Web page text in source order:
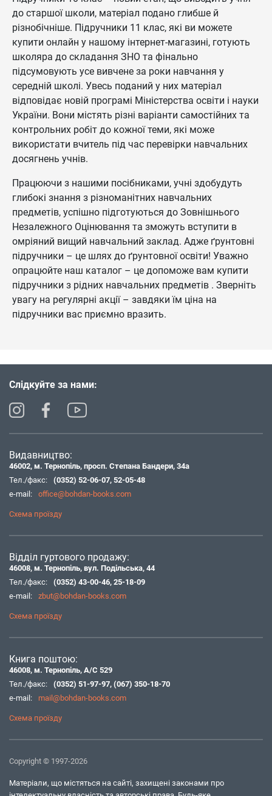
до старшої школи, матеріал подано глибше й
різнобічніше. Підручники 11 клас, які ви можете
купити онлайн у нашому інтернет-магазині, готують
школяра до складання ЗНО та фінально
підсумовують усе вивчене за роки навчання у
середній школі. Увесь поданий у них матеріал
відповідає новій програмі Міністерства освіти і науки
України. Вони містять різні варіанти самостійних та
контрольних робіт до кожної теми, які може
використати вчитель під час перевірки навчальних
досягнень учнів.
Працюючи з нашими посібниками, учні здобудуть
глибокі знання з різноманітних навчальних
предметів, успішно підготуються до Зовнішнього
Незалежного Оцінювання та зможуть вступити в
омріяний вищий навчальний заклад. Адже ґрунтовні
підручники – це шлях до ґрунтовної освіти! Уважно
опрацюйте наш каталог – це допоможе вам купити
підручники з рідних навчальних предметів . Зверніть
увагу на регулярні акції – завдяки їм ціна на
підручники вас приємно вразить.
Слідкуйте за нами:
Видавництво:
46002, м. Тернопіль, просп. Степана Бандери, 34а
Тел./факс:
(0352) 52-06-07, 52-05-48
e-mail:
office@bohdan-books.com
Схема проїзду
Відділ гуртового продажу:
46008, м. Тернопіль, вул. Подільська, 44
Тел./факс:
(0352) 43-00-46, 25-18-09
e-mail:
zbut@bohdan-books.com
Схема проїзду
Книга поштою:
46008, м. Тернопіль, А/С 529
Тел./факс:
(0352) 51-97-97, (067) 350-18-70
e-mail:
mail@bohdan-books.com
Схема проїзду
Copyright © 1997-2026
Матеріали, що містяться на сайті, захищені законами про